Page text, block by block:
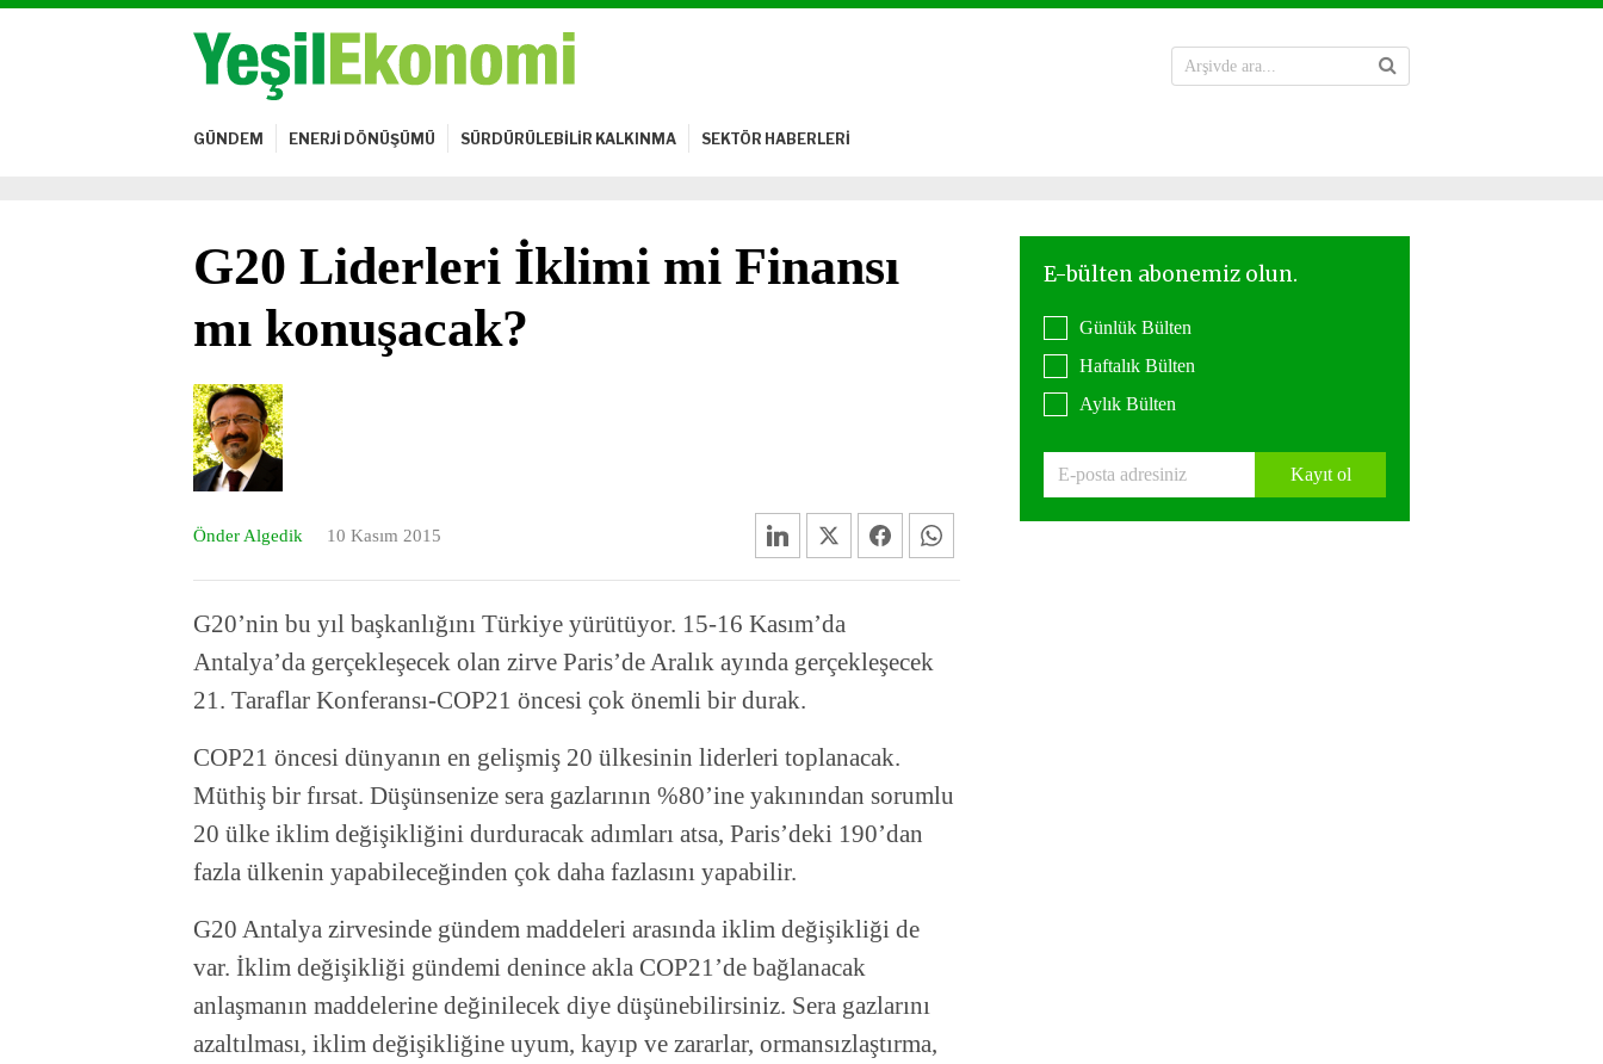
GÜNDEM ENERJİ DÖNÜŞÜMÜ SÜRDÜRÜLEBİLİR KALKINMA SEKTÖR HABERLERİ
G20 Liderleri İklimi mi Finansı
mı konuşacak?
Önder Algedik 10 Kasım 2015
G20’nin bu yıl başkanlığını Türkiye yürütüyor. 15-16 Kasım’da
Antalya’da gerçekleşecek olan zirve Paris’de Aralık ayında gerçekleşecek
21. Taraflar Konferansı-COP21 öncesi çok önemli bir durak.
COP21 öncesi dünyanın en gelişmiş 20 ülkesinin liderleri toplanacak.
Müthiş bir fırsat. Düşünsenize sera gazlarının %80’ine yakınından sorumlu
20 ülke iklim değişikliğini durduracak adımları atsa, Paris’deki 190’dan
fazla ülkenin yapabileceğinden çok daha fazlasını yapabilir.
G20 Antalya zirvesinde gündem maddeleri arasında iklim değişikliği de
var. İklim değişikliği gündemi denince akla COP21’de bağlanacak
anlaşmanın maddelerine değinilecek diye düşünebilirsiniz. Sera gazlarını
azaltılması, iklim değişikliğine uyum, kayıp ve zararlar, ormansızlaştırma,
Günlük Bülten
Haftalık Bülten
Aylık Bülten
Kayıt ol